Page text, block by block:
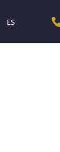
ES